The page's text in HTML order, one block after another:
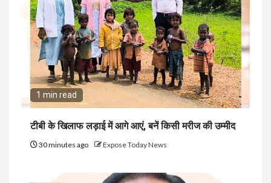
1 min read
टीबी के खिलाफ लड़ाई में आगे आएं, बनें किसी मरीज की उम्मीद
30 minutes ago Expose Today News